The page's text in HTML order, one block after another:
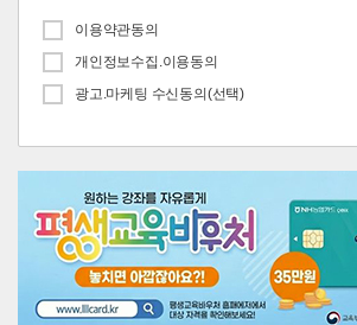
이용약관동의
개인정보수집.이용동의
광고.마케팅 수신동의(선택)